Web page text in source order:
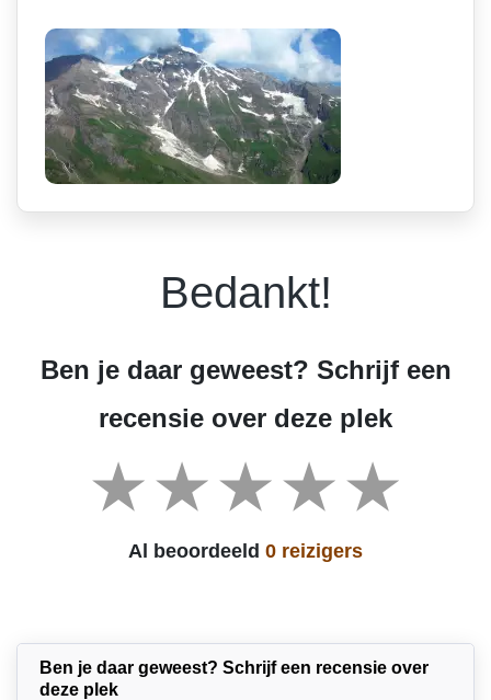
Bedankt!
Ben je daar geweest? Schrijf een
recensie over deze plek
Al beoordeeld 0 reizigers
Ben je daar geweest? Schrijf een recensie over
deze plek